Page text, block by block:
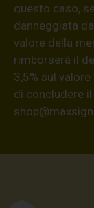
questo caso,
danneggiata
valore della
rimborserà il
3,5% sul
di concludere